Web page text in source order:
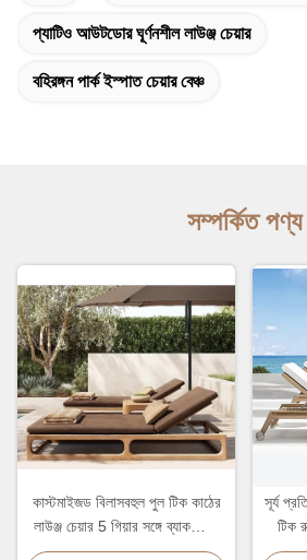
প্যাটিও আউটডোর ঘূর্ণনশীল লাউঞ্জ চেয়ার
বহিরঙ্গন পার্ক ইস্পাত চেয়ার বেঞ্চ
সম্পর্কিত পণ্য
কাস্টমাইজড বিলাসবহুল পুল টিক কাঠের
লাউঞ্জ চেয়ার 5 গিয়ার সঙ্গে ব্যাকস্ট্রেট
সমন্বয় লেসিউর বিছানা
সূর্য
টিক